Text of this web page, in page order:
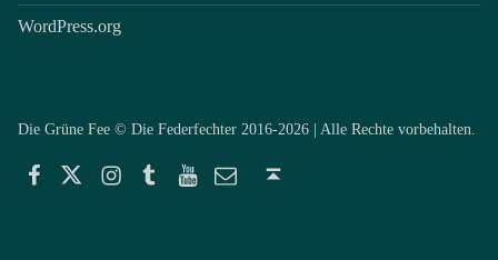
WordPress.org
Die Grüne Fee © Die Federfechter 2016-2026 | Alle Rechte vorbehalten.